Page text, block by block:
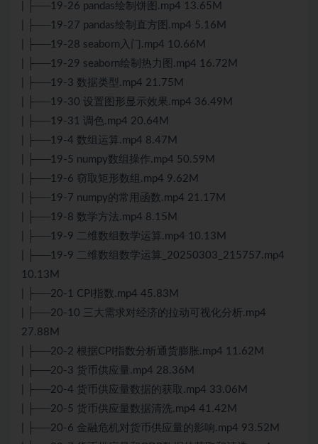
| ├──19-26 pandas绘制饼图.mp4 13.65M
| ├──19-27 pandas绘制直方图.mp4 5.16M
| ├──19-28 seaborn入门.mp4 10.66M
| ├──19-29 seaborn绘制热力图.mp4 16.72M
| ├──19-3 数据类型.mp4 21.75M
| ├──19-30 设置图形显示效果.mp4 36.49M
| ├──19-31 调色.mp4 20.64M
| ├──19-4 数组运算.mp4 8.47M
| ├──19-5 numpy数组操作.mp4 50.59M
| ├──19-6 窃取矩形数组.mp4 9.62M
| ├──19-7 numpy的常用函数.mp4 21.17M
| ├──19-8 数学方法.mp4 8.15M
| ├──19-9 二维数组数学运算.mp4 10.13M
| ├──19-9 二维数组数学运算_20250303_215757.mp4
10.13M
| ├──20-1 CPI指数.mp4 45.83M
| ├──20-10 三大需求对经济的拉动可视化分析.mp4
27.88M
| ├──20-2 根据CPI指数分析通货膨胀.mp4 11.62M
| ├──20-3 货币供应量.mp4 28.36M
| ├──20-4 货币供应量数据的获取.mp4 33.06M
| ├──20-5 货币供应量数据清洗.mp4 41.42M
| ├──20-6 金融危机对货币供应量的影响.mp4 93.52M